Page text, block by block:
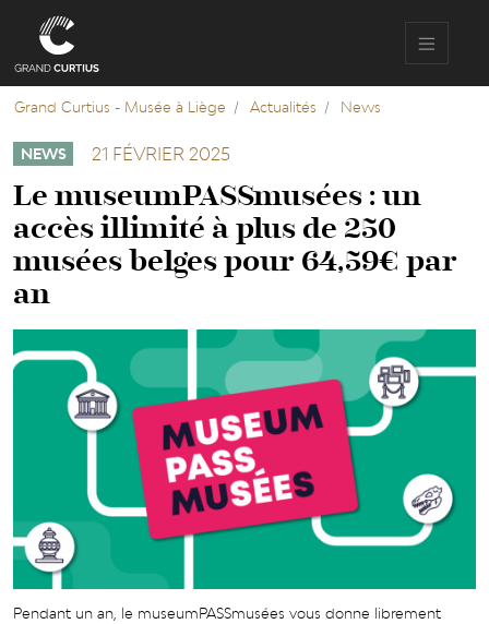
contenu
principal
Grand Curtius - Musée à Liège
Actualités News
NEWS 21 FÉVRIER 2025
Le museumPASSmusées : un
accès illimité à plus de 250
musées belges pour 64,59€ par
an
Pendant un an, le museumPASSmusées vous donne librement